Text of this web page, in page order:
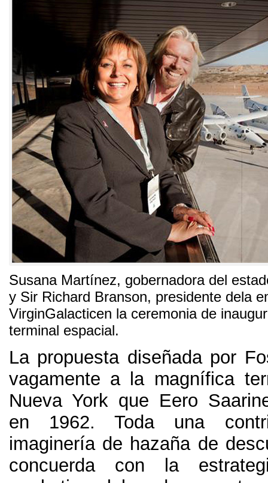
Susana Martínez, gobernadora del
y Sir Richard Branson, presidente dela
VirginGalacticen la ceremonia de
terminal espacial.
La propuesta diseñada por
vagamente a la magnífica
Nueva York que Eero
en 1962. Toda una
imaginería de hazaña de
concuerda con la